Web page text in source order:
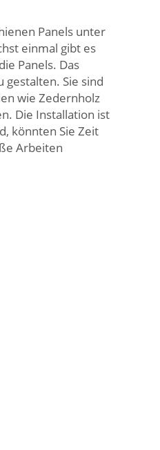
Panels unter
einmal gibt es
Panels. Das
gestalten. Sie sind
wie Zedernholz
Die Installation ist
könnten Sie Zeit
Arbeiten